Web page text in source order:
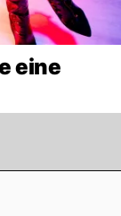
eine